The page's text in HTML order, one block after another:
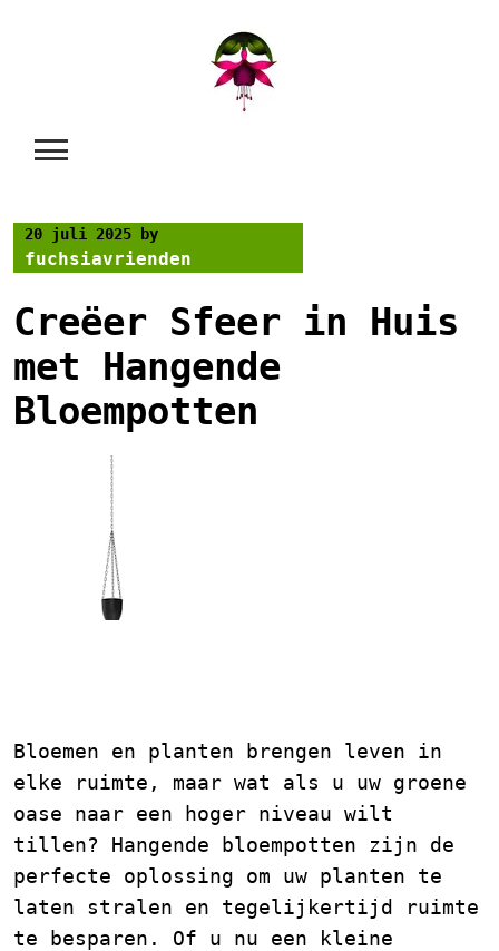
20 juli 2025 by
fuchsiavrienden
Creëer Sfeer in Huis
met Hangende
Bloempotten
Bloemen en planten brengen leven in
elke ruimte, maar wat als u uw groene
oase naar een hoger niveau wilt
tillen? Hangende bloempotten zijn de
perfecte oplossing om uw planten te
laten stralen en tegelijkertijd ruimte
te besparen. Of u nu een kleine